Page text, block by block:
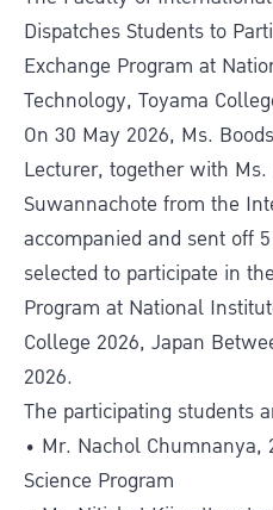
Dispatches Students to
Exchange Program at
Technology, Toyama
On 30 May 2026, Ms.
Lecturer, together with
Suwannachote from the
accompanied and sent off
selected to participate in
Program at National
College 2026, Japan
2026.
The participating students
• Mr. Nachol
Science Program